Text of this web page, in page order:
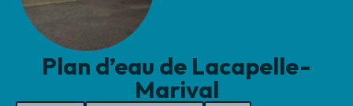
Plan d’eau de Lacapelle-
Marival